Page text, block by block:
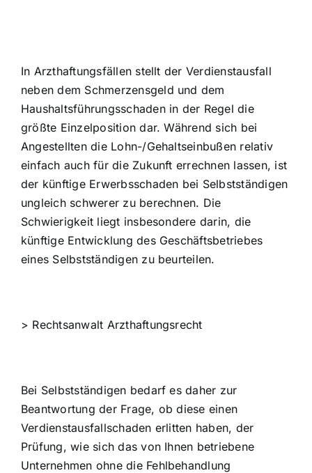
In Arzthaftungsfällen stellt der Verdienstausfall
neben dem Schmerzensgeld und dem
Haushaltsführungsschaden in der Regel die
größte Einzelposition dar. Während sich bei
Angestellten die Lohn-/Gehaltseinbußen relativ
einfach auch für die Zukunft errechnen lassen, ist
der künftige Erwerbsschaden bei Selbstständigen
ungleich schwerer zu berechnen. Die
Schwierigkeit liegt insbesondere darin, die
künftige Entwicklung des Geschäftsbetriebes
eines Selbstständigen zu beurteilen.
> Rechtsanwalt Arzthaftungsrecht
Bei Selbstständigen bedarf es daher zur
Beantwortung der Frage, ob diese einen
Verdienstausfallschaden erlitten haben, der
Prüfung, wie sich das von Ihnen betriebene
Unternehmen ohne die Fehlbehandlung